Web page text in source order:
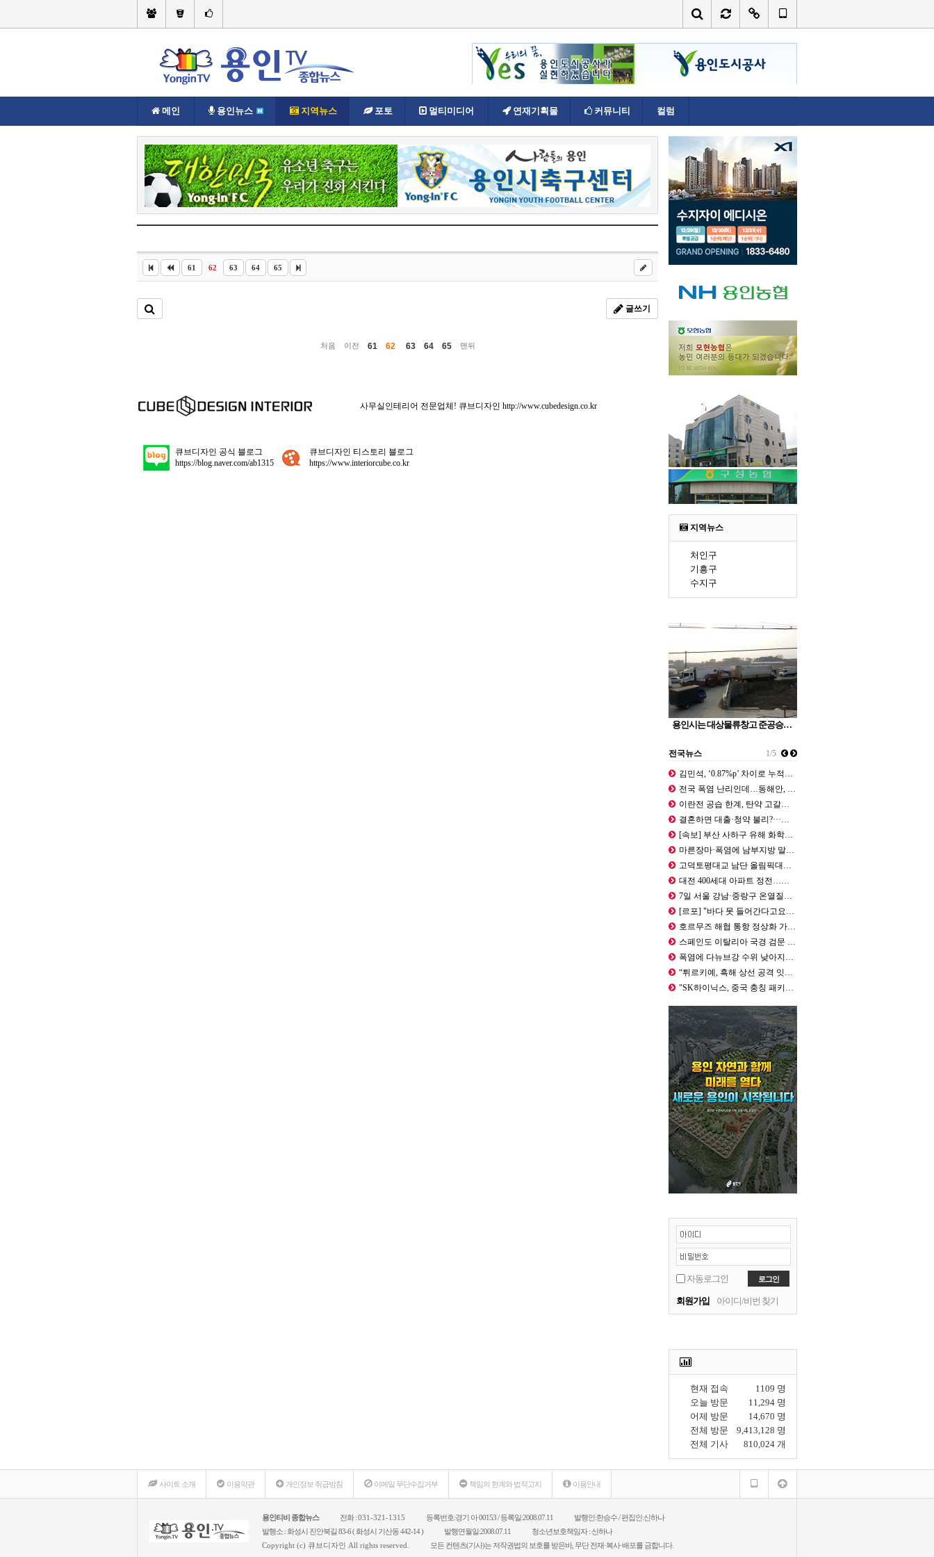
메인 용인뉴스 지역뉴스 포토 멀티미디어 연재기획물 커뮤니티 컬럼
지역뉴스
처인구
기흥구
수지구
용인시는 대상물류창고 준공승…
1/5
전국뉴스
김민석, ‘0.87%p’ 차이로 누적…
전국 폭염 난리인데…동해안, 태풍 돌…
이란전 공습 한계, 탄약 고갈… "美…
결혼하면 대출·청약 불리?···이 대…
[속보] 부산 사하구 유해 화학물질 …
마른장마·폭염에 남부지방 말라간다 -…
고덕토평대교 남단 올림픽대로서 달리던…
대전 400세대 아파트 정전…주민들 …
7일 서울 강남·중랑구 온열질환 사망…
[르포] "바다 못 들어간다고요?"……
호르무즈 해협 통항 정상화 가시화…이…
스페인도 이탈리아 국경 검문 돌입…세…
폭염에 다뉴브강 수위 낮아지자... …
“튀르키예, 흑해 상선 공격 잇따르자…
"SK하이닉스, 중국 충칭 패키징 공…
자동로그인
회원가입 아이디/비번 찾기
1109 명
현재 접속
11,294 명
오늘 방문
14,670 명
어제 방문
9,413,128 명
전체 방문
810,024 개
전체 기사
현재위치:// 지역뉴스 기흥구
61 62 63 64 65
글쓰기
처음 이전 61 62 63 64 65 맨뒤
사무실인테리어 전문업체! 큐브디자인 http://www.cubedesign.co.kr
큐브디자인 공식 블로그
https://blog.naver.com/ab1315
큐브디자인 티스토리 블로그
https://www.interiorcube.co.kr
사이트 소개 이용약관 개인정보 취급방침 이메일 무단수집거부 책임의 한계와 법적고지 이용안내
모바일버전
상단으로
용인티비 종합뉴스 전화 :031-321-1315 등록번호:경기 아 00153 / 등록일:2008.07.11
발행인:한승수 / 편집인:신하나
발행소 : 화성시 진안북길 83-6 ( 화성시 기산동 442-14 )
발행연월일:2008.07.11
청소년보호책임자 : 신하나
Copyright (c) 큐브디자인 All rights reserved. 모든 컨텐츠(기사)는 저작권법의 보호를 받은바, 무단 전재·복사·배포를 금합니다.